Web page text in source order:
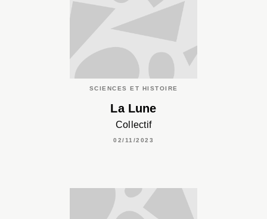
SCIENCES ET HISTOIRE
La Lune
Collectif
02/11/2023